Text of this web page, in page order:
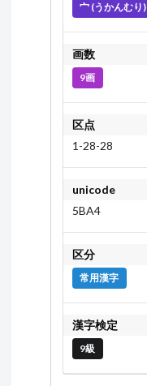
宀 (うかんむり)
画数
9画
区点
1-28-28
unicode
5BA4
区分
常用漢字
漢字検定
9級